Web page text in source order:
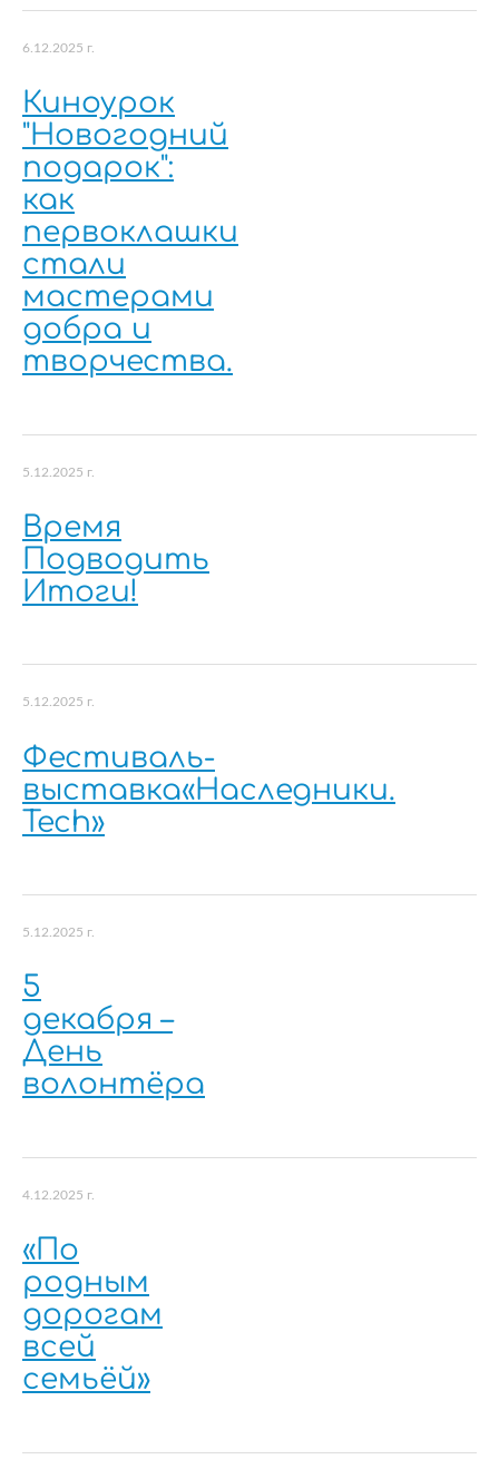
6.12.2025 г.
Киноурок
"Новогодний
подарок":
как
первоклашки
стали
мастерами
добра и
творчества.
5.12.2025 г.
Время
Подводить
Итоги!
5.12.2025 г.
Фестиваль-
выставка«Наследники.
Tech»
5.12.2025 г.
5
декабря –
День
волонтёра
4.12.2025 г.
«По
родным
дорогам
всей
семьёй»